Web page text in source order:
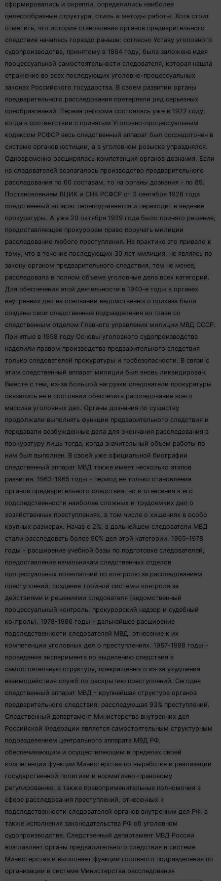
сформировались и окрепли, определились наиболее
целесообразные структура, стиль и методы работы. Хотя стоит
отметить, что история становления органов предварительного
следствия началась гораздо раньше: согласно Уставу уголовного
судопроизводства, принятому в 1864 году, была заложена идея
процессуальной самостоятельности следователя, которая нашла
отражение во всех последующих уголовно-процессуальных
законах Российского государства. В своем развитии органы
предварительного расследования претерпели ряд серьезных
преобразований. Первая реформа состоялась уже в 1922 году,
когда в соответствии с принятым Уголовно-процессуальным
кодексом РСФСР весь следственный аппарат был сосредоточен в
системе органов юстиции, а в уголовном розыске упразднялся.
Одновременно расширялась компетенция органов дознания. Если
на следователей возлагалось производство предварительного
расследования по 60 составам, то на органы дознания - по 89.
Постановлением ВЦИК и СНК РСФСР от 3 сентября 1928 года
следственный аппарат переподчиняется и переходит в ведение
прокуратуры. А уже 20 октября 1929 года было принято решение,
предоставляющее прокурорам право поручать милиции
расследование любого преступления. На практике это привело к
тому, что в течение последующих 30 лет милиция, не являясь по
закону органом предварительного следствия, тем не менее,
расследовала в полном объеме уголовные дела всех категорий.
Для обеспечения этой деятельности в 1940-е годы в органах
внутренних дел на основании ведомственного приказа были
созданы свои следственные подразделения во главе со
следственным отделом Главного управления милиции МВД СССР.
Принятые в 1958 году Основы уголовного судопроизводства
наделили правом производства предварительного следствия
только следователей прокуратуры и госбезопасности. В связи с
этим следственный аппарат милиции был вновь ликвидирован.
Вместе с тем, из-за большой нагрузки следователи прокуратуры
оказались не в состоянии обеспечить расследование всего
массива уголовных дел. Органы дознания по существу
продолжали выполнять функции предварительного следствия и
передавали возбужденные дела для окончания расследования в
прокуратуру лишь тогда, когда значительный объем работы по
ним был выполнен. В своей уже официальной биографии
следственный аппарат МВД также имеет несколько этапов
развития. 1963-1965 годы - период не только становления
органов предварительного следствия, но и отнесения к его
подследственности наиболее сложных и трудоемких дел о
хозяйственных преступлениях, в том числе о хищениях в особо
крупных размерах. Начав с 2%, в дальнейшем следователи МВД
стали расследовать более 90% дел этой категории. 1965-1978
годы - расширение учебной базы по подготовке следователей,
предоставление начальникам следственных отделов
процессуальных полномочий по контролю за расследованием
преступлений, создание тройной системы контроля за
действиями и решениями следователя (ведомственный
процессуальный контроль, прокурорский надзор и судебный
контроль). 1978-1986 годы - дальнейшее расширение
подследственности следователей МВД, отнесение к их
компетенции уголовных дел о преступлениях. 1987-1988 годы -
проведение эксперимента по выделению следствия в
самостоятельную структуру, прекращенного из-за ухудшения
взаимодействия служб по раскрытию преступлений. Сегодня
следственный аппарат МВД - крупнейшая структура органов
предварительного следствия, расследующая 93% преступлений.
Следственный департамент Министерства внутренних дел
Российской Федерации является самостоятельным структурным
подразделением центрального аппарата МВД РФ,
обеспечивающим и осуществляющим в пределах своей
компетенции функции Министерства по выработке и реализации
государственной политики и нормативно-правовому
регулированию, а также правоприменительные полномочия в
сфере расследования преступлений, отнесенных к
подследственности следователей органов внутренних дел РФ, а
также исполнения законодательства РФ об уголовном
судопроизводстве. Следственный департамент МВД России
возглавляет органы предварительного следствия в системе
Министерства и выполняет функции головного подразделения по
организации в системе Министерства расследования